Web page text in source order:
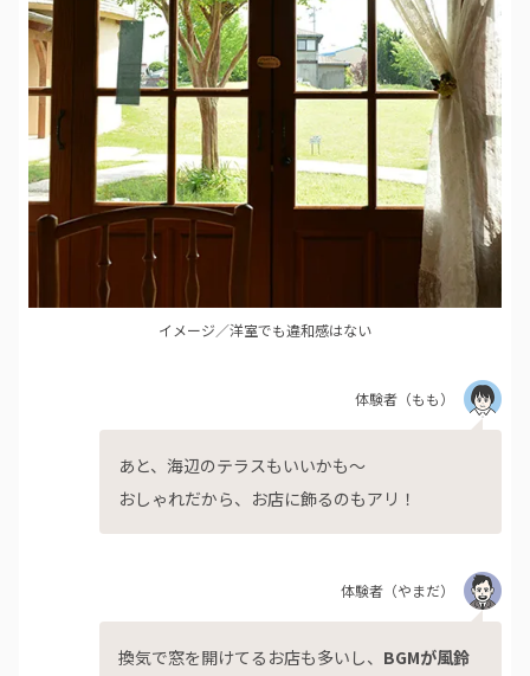
イメージ／洋室でも違和感はない
体験者 （もも）
あと、海辺のテラスもいいかも～
おしゃれだから、お店に飾るのもアリ！
体験者 （やまだ）
換気で窓を開けてるお店も多いし、 BGMが風鈴